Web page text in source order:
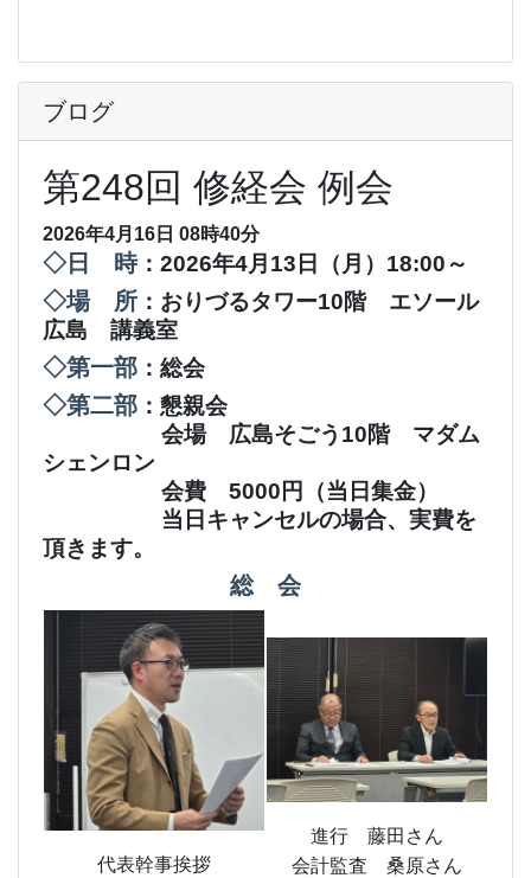
ブログ
第248回 修経会 例会
2026年4月16日 08時40分
◇日 時：2026年4月13日（月）18:00～
◇場 所 ：おりづるタワー10階 エソール
広島 講義室
◇第一部 ：総会
◇第二部 ：懇親会
会場 広島そごう10階 マダム
シェンロン
会費 5000円（当日集金）
当日キャンセルの場合、実費を
頂きます。
総 会
代表幹事挨拶
進行 藤田さん
会計監査 桑原さん